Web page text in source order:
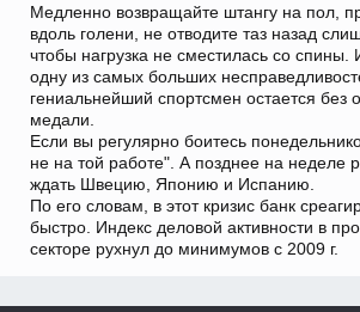
Медленно возвращайте штангу на пол,
вдоль голени, не отводите таз назад
чтобы нагрузка не сместилась со
одну из самых больших
гениальнейший спортсмен остается без
медали.
Если вы регулярно боитесь
не на той работе". А позднее на неделе
ждать Швецию, Японию и Испанию.
По его словам, в этот кризис банк
быстро. Индекс деловой активности в
секторе рухнул до минимумов с 2009 г.